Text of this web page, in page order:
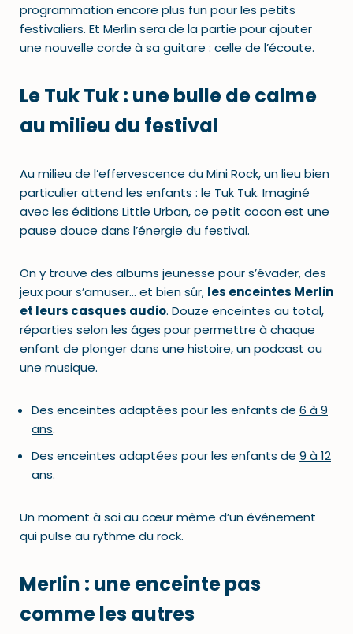
programmation encore plus fun pour les petits
festivaliers. Et Merlin sera de la partie pour ajouter
une nouvelle corde à sa guitare : celle de l’écoute.
Le Tuk Tuk : une bulle de calme
au milieu du festival
Au milieu de l’effervescence du Mini Rock, un lieu bien
particulier attend les enfants : le Tuk Tuk. Imaginé
avec les éditions Little Urban, ce petit cocon est une
pause douce dans l’énergie du festival.
On y trouve des albums jeunesse pour s’évader, des
jeux pour s’amuser… et bien sûr, les enceintes Merlin
et leurs casques audio. Douze enceintes au total,
réparties selon les âges pour permettre à chaque
enfant de plonger dans une histoire, un podcast ou
une musique.
Des enceintes adaptées pour les enfants de 6 à 9
ans.
Des enceintes adaptées pour les enfants de 9 à 12
ans.
Un moment à soi au cœur même d’un événement
qui pulse au rythme du rock.
Merlin : une enceinte pas
comme les autres